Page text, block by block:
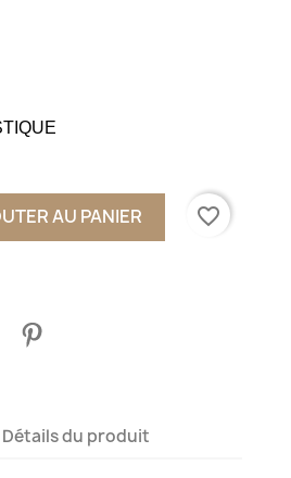
AU PANIER favorite_border
Détails du produit